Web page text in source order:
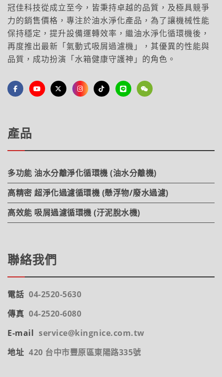
冠佳科技從成立至今，皆秉持卓越的品質，及極具競爭
力的銷售價格，專注於油水淨化產品，為了讓機械性能
保持穩定，提升設備運轉效率，繼油水淨化循環機後，
再度推出最新「氣動式吸屑過濾機」，其優異的性能與
品質，成功扮演「水箱健康守護神」的角色。
產品
多功能 油水分離淨化循環機 (油水分離機)
高精密 超淨化過濾循環機 (懸浮物/廢水過濾)
高效能 吸屑過濾循環機 (汙泥脫水機)
聯絡我們
電話 04-2520-5630
傳真 04-2520-6080
E-mail service@kingnice.com.tw
地址 420 台中市豐原區東陽路335號